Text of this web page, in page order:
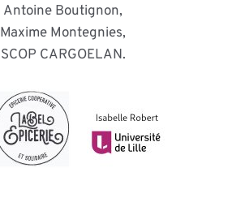
Antoine Boutignon,
Maxime Montegnies,
SCOP CARGOELAN.